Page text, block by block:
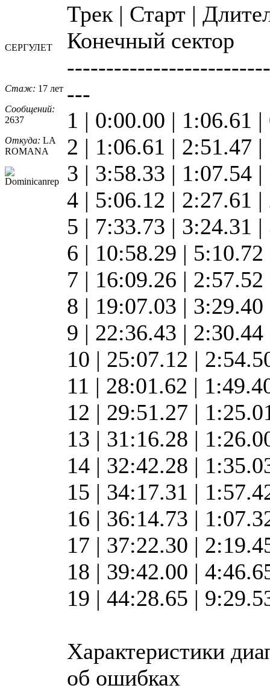
СЕРГУЛЕТ
Стаж: 17 лет
Сообщений:
2637
Откуда: LA
ROMANA
Трек | Старт |
Конечный сектор
---
1 | 0:00.00 | 1:06.61 |
2 | 1:06.61 | 2:51.47 |
3 | 3:58.33 | 1:07.54
4 | 5:06.12 | 2:27.61 |
5 | 7:33.73 | 3:24.31
6 | 10:58.29 |
7 | 16:09.26 |
8 | 19:07.03 |
9 | 22:36.43 |
10 | 25:07.12 |
11 | 28:01.62 |
12 | 29:51.27 |
13 | 31:16.28 |
14 | 32:42.28 |
15 | 34:17.31 |
16 | 36:14.73 |
17 | 37:22.30 |
18 | 39:42.00 |
19 | 44:28.65 |
Характеристики
об ошибках